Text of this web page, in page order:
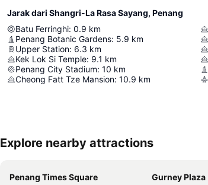
Jarak dari Shangri-La Rasa Sayang, Penang
Batu Ferringhi: 0.9 km
Penang Botanic Gardens: 5.9 km
Upper Station: 6.3 km
Kek Lok Si Temple: 9.1 km
Penang City Stadium: 10 km
Cheong Fatt Tze Mansion: 10.9 km
Explore nearby attractions
Penang Times Square Gurney Plaza